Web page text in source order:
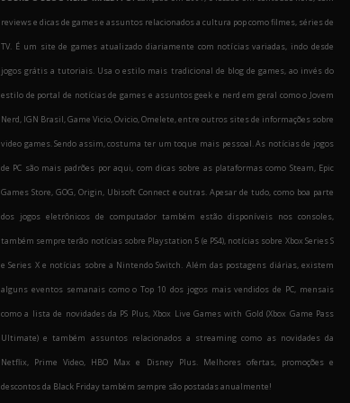
reviews e dicas de games e assuntos relacionados a cultura pop como filmes, séries de
TV. É um site de games atualizado diariamente com notícias variadas, indo desde
jogos grátis a tutoriais. Usa o estilo mais tradicional de blog de games, ao invés do
estilo de portal de notícias de games e assuntos geek e nerd em geral como o Jovem
Nerd, IGN Brasil, Game Vicio, Ovicio, Omelete, entre outros sites de informações sobre
video games. Sendo assim, costuma ter um toque mais pessoal. As notícias de jogos
de PC são mais padrões por aqui, com dicas sobre as plataformas como Steam, Epic
Games Store, GOG, Origin, Ubisoft Connect e outras. Apesar de tudo, como boa parte
dos jogos eletrônicos de computador também estão disponíveis nos consoles,
também sempre terão notícias sobre Playstation 5 (e PS4), notícias sobre Xbox Series S
e Series X e notícias sobre a Nintendo Switch. Além das postagens diárias, existem
alguns eventos semanais como o Top 10 dos jogos mais vendidos de PC, mensais
como a lista de novidades da PS Plus, Xbox Live Games with Gold (Xbox Game Pass
Ultimate) e também assuntos relacionados a streaming como as novidades da
Netflix, Prime Video, HBO Max e Disney Plus. Melhores ofertas, promoções e
descontos da Black Friday também sempre são postadas anualmente!